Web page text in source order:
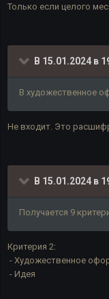
Только если целого
В 15.01.2024 в
В художественное
Не входит. Это
В 15.01.2024 в
Получается 9
Критерия 2:
- Художественное
- Идея